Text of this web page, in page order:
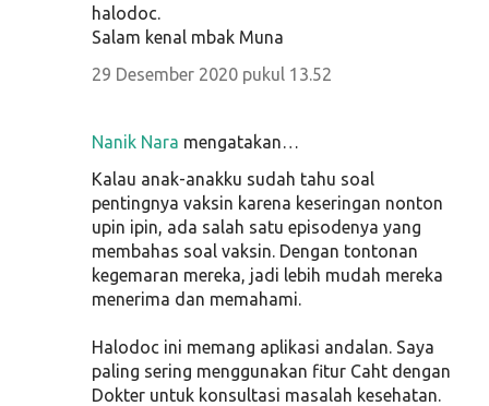
halodoc.
Salam kenal mbak Muna
29 Desember 2020 pukul 13.52
Nanik Nara mengatakan…
Kalau anak-anakku sudah tahu soal
pentingnya vaksin karena keseringan nonton
upin ipin, ada salah satu episodenya yang
membahas soal vaksin. Dengan tontonan
kegemaran mereka, jadi lebih mudah mereka
menerima dan memahami.
Halodoc ini memang aplikasi andalan. Saya
paling sering menggunakan fitur Caht dengan
Dokter untuk konsultasi masalah kesehatan.